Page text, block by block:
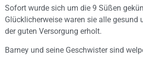
Sofort wurde sich um die 9 Süßen
Glücklicherweise waren sie alle
der guten Versorgung erholt.
Barney und seine Geschwister sind